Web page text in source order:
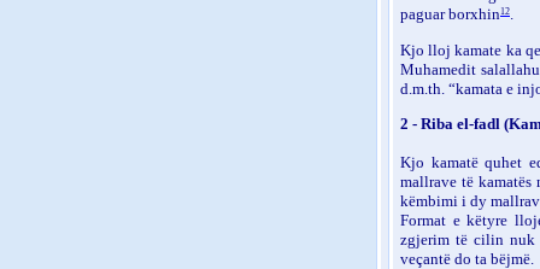
paguar borxhin12.
Kjo lloj kamate ka
Muhamedit
d.m.th “kamata e
2 - Riba el-fadl
Kjo kamatë quhet
mallrave të
këmbimi i dy
Format e këtyre
zgjerim të cilin nuk
veçantë do ta bëjmë.